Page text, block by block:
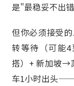
是"最稳妥不出
但你必须接受
转等待（可能
搭）+ 新加坡→
车1小时出头——